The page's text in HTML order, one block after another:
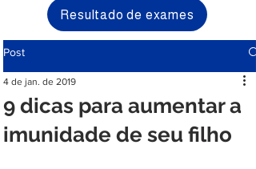
Resultado de exames
Post
9 dicas para aumentar a
imunidade de seu filho
4 de jan. de 2019